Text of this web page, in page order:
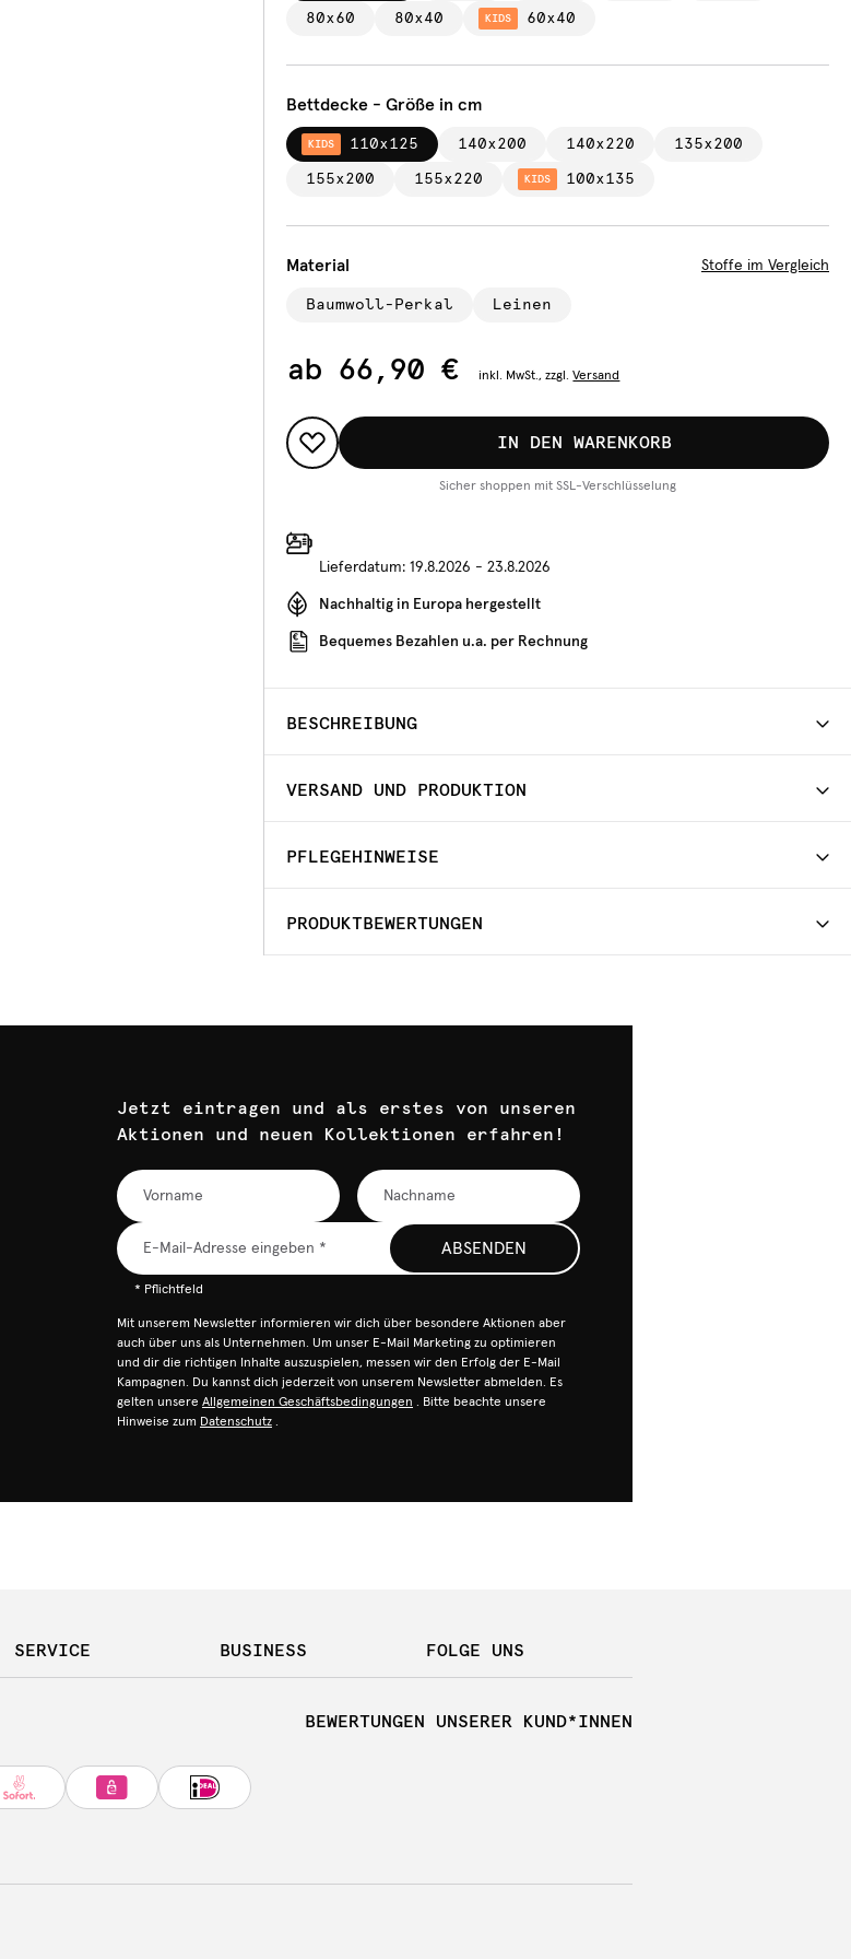
80x60 80x40 KIDS 60x40
Bettdecke - Größe in cm
KIDS 110x125 140x200 140x220 135x200
155x200 155x220 KIDS 100x135
Material Stoffe im Vergleich
Baumwoll-Perkal Leinen
ab 66,90 € inkl. MwSt., zzgl. Versand
IN DEN WARENKORB
Sicher shoppen mit SSL-Verschlüsselung
Lieferdatum: 19.8.2026 - 23.8.2026
Nachhaltig in Europa hergestellt
Bequemes Bezahlen u.a. per Rechnung
BESCHREIBUNG
VERSAND UND PRODUKTION
PFLEGEHINWEISE
PRODUKTBEWERTUNGEN
Jetzt eintragen und als erstes von unseren
Aktionen und neuen Kollektionen erfahren!
ABSENDEN
* Pflichtfeld
Mit unserem Newsletter informieren wir dich über besondere Aktionen aber
auch über uns als Unternehmen. Um unser E-Mail Marketing zu optimieren
und dir die richtigen Inhalte auszuspielen, messen wir den Erfolg der E-Mail
Kampagnen. Du kannst dich jederzeit von unserem Newsletter abmelden. Es
gelten unsere Allgemeinen Geschäftsbedingungen . Bitte beachte unsere
Hinweise zum Datenschutz .
SERVICE BUSINESS FOLGE UNS
BEWERTUNGEN UNSERER KUND*INNEN